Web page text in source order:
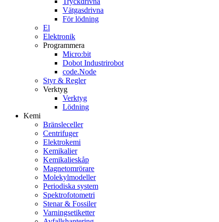
Vätgasdrivna
För lödning
El
Elektronik
Programmera
Micro:bit
Dobot Industrirobot
code.Node
Styr & Regler
Verktyg
Verktyg
Lödning
Kemi
Bränsleceller
Centrifuger
Elektrokemi
Kemikalier
Kemikalieskåp
Magnetomrörare
Molekylmodeller
Periodiska system
Spektrofotometri
Stenar & Fossiler
Varningsetiketter